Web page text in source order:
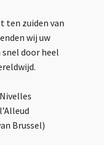
ten zuiden van
wij uw
door heel
Brussel)